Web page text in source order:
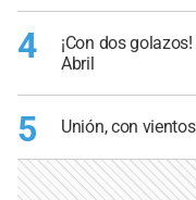
4
¡Con dos
Abril
5 Unión, con